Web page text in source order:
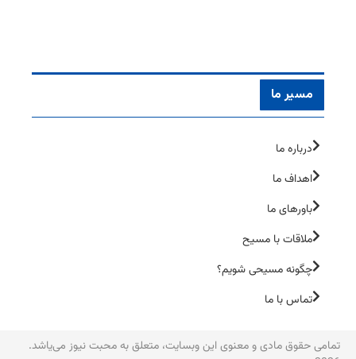
مسیر ما
درباره ما
اهداف ما
باورهای ما
ملاقات با مسیح
چگونه مسیحی شویم؟
تماس با ما
تمامی حقوق مادی و معنوی این وبسایت، متعلق به محبت نیوز می‌یاشد.